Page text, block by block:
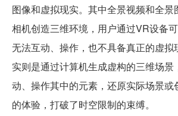
图像和虚拟现实。其中全景视频和全景
相机创造三维环境，用户通过VR设备
无法互动、操作，也不具备真正的虚拟
实则是通过计算机生成虚构的三维场景
动、操作其中的元素，还原实际场景或
的体验，打破了时空限制的束缚。